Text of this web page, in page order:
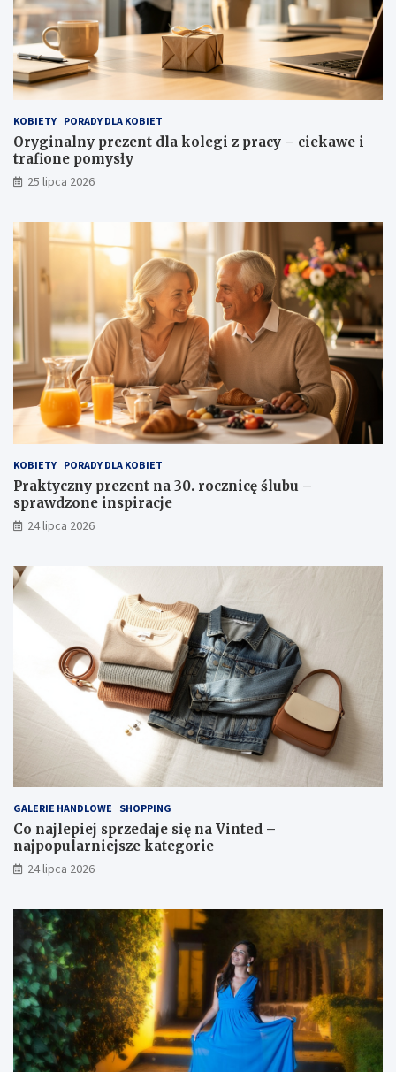
KOBIETY PORADY DLA KOBIET
Oryginalny prezent dla kolegi z pracy – ciekawe i
trafione pomysły
25 lipca 2026
KOBIETY PORADY DLA KOBIET
Praktyczny prezent na 30. rocznicę ślubu –
sprawdzone inspiracje
24 lipca 2026
GALERIE HANDLOWE SHOPPING
Co najlepiej sprzedaje się na Vinted –
najpopularniejsze kategorie
24 lipca 2026